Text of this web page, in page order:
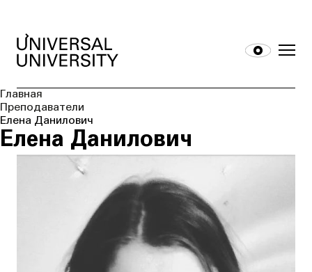
Главная
Преподаватели
Елена Данилович
Елена Данилович